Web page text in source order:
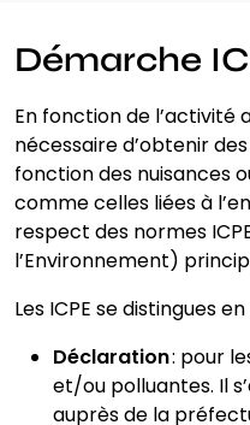
Démarche
En fonction de l’activité
nécessaire d’obtenir
fonction des nuisances
comme celles liées à
respect des normes
l’Environnement)
Les ICPE se distingues
Déclaration: pour
et/ou polluantes. Il
auprès de la